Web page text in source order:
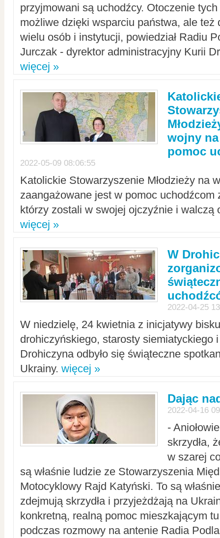
przyjmowani są uchodźcy. Otoczenie
możliwe dzięki wsparciu państwa, ale też
wielu osób i instytucji, powiedział Radiu
Jurczak - dyrektor administracyjny Kurii
więcej »
wojny
pomoc
2022-05-09 08:06:55
Katolickie Stowarzyszenie Młodzieży na
zaangażowane jest w pomoc uchodźcom
którzy zostali w swojej ojczyźnie i walczą
więcej »
W
2022-04-25
W niedzielę, 24 kwietnia z inicjatywy
drohiczyńskiego, starosty siemiatyckiego
Drohiczyna odbyło się świąteczne
Ukrainy. więcej »
Dając
2022-04-16
-
skrzydła,
w szarej
są właśnie ludzie ze Stowarzyszenia
Motocyklowy Rajd Katyński. To są
zdejmują skrzydła i przyjeżdżają na
konkretną, realną pomoc mieszkającym
podczas rozmowy na antenie Radia